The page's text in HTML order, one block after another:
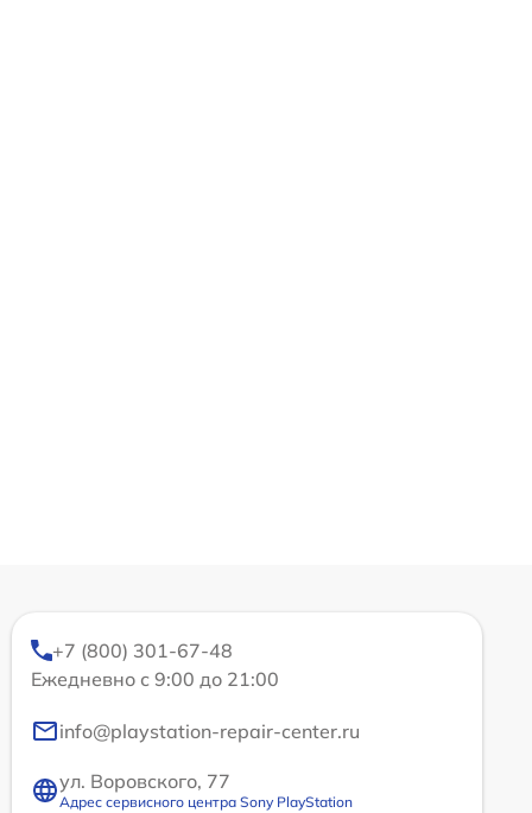
+7 (800) 301-67-48
Ежедневно с 9:00 до 21:00
info@playstation-repair-center.ru
ул. Воровского, 77
Адрес сервисного центра Sony PlayStation